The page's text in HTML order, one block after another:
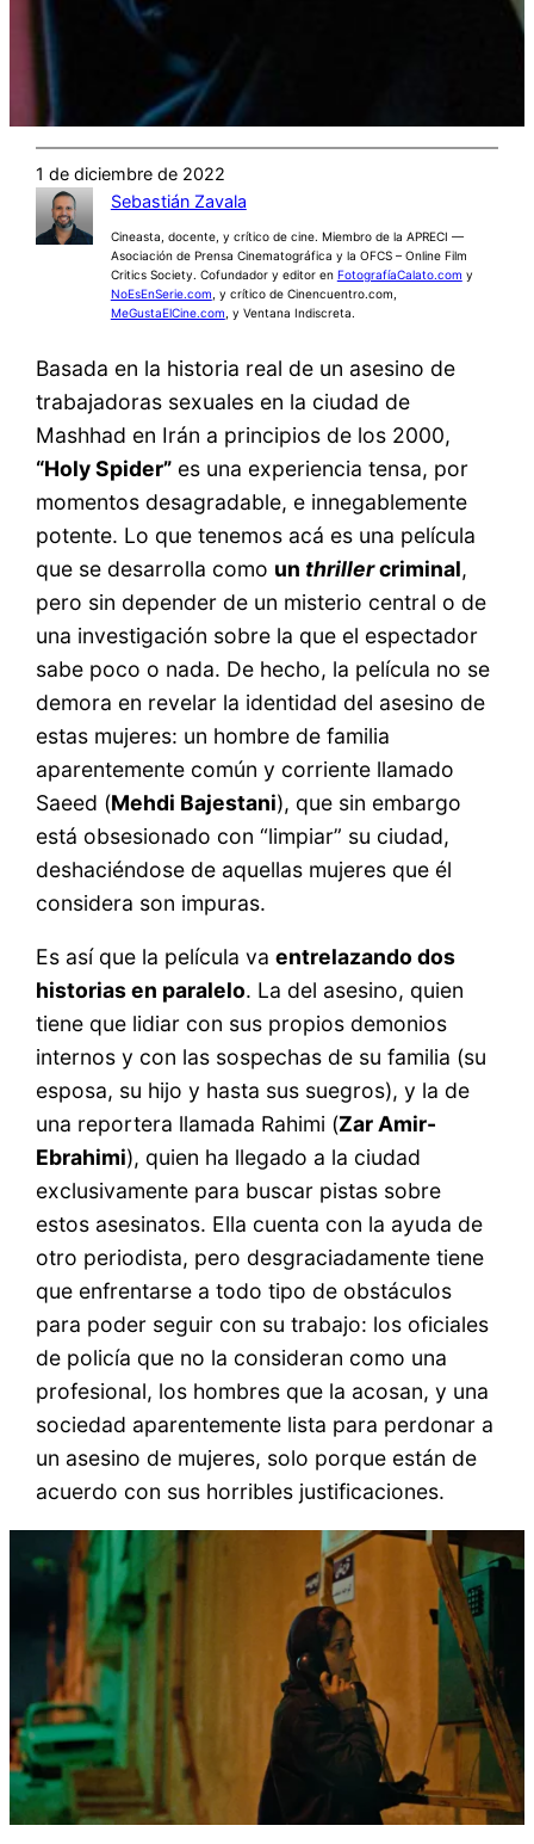
1 de diciembre de 2022
Sebastián Zavala
Cineasta, docente, y crítico de cine. Miembro de la APRECI —
Asociación de Prensa Cinematográfica y la OFCS – Online Film
Critics Society. Cofundador y editor en FotografíaCalato.com y
NoEsEnSerie.com , y crítico de Cinencuentro.com,
MeGustaElCine.com , y Ventana Indiscreta.
Basada en la historia real de un asesino de
trabajadoras sexuales en la ciudad de
Mashhad en Irán a principios de los 2000,
“Holy Spider” es una experiencia tensa, por
momentos desagradable, e innegablemente
potente. Lo que tenemos acá es una película
que se desarrolla como un thrillercriminal,
pero sin depender de un misterio central o de
una investigación sobre la que el espectador
sabe poco o nada. De hecho, la película no se
demora en revelar la identidad del asesino de
estas mujeres: un hombre de familia
aparentemente común y corriente llamado
Saeed (Mehdi Bajestani), que sin embargo
está obsesionado con “limpiar” su ciudad,
deshaciéndose de aquellas mujeres que él
considera son impuras.
Es así que la película vaentrelazando dos
historias en paralelo. La del asesino, quien
tiene que lidiar con sus propios demonios
internos y con las sospechas de su familia (su
esposa, su hijo y hasta sus suegros), y la de
una reportera llamada Rahimi (Zar Amir-
Ebrahimi), quien ha llegado a la ciudad
exclusivamente para buscar pistas sobre
estos asesinatos. Ella cuenta con la ayuda de
otro periodista, pero desgraciadamente tiene
que enfrentarse a todo tipo de obstáculos
para poder seguir con su trabajo: los oficiales
de policía que no la consideran como una
profesional, los hombres que la acosan, y una
sociedad aparentemente lista para perdonar a
un asesino de mujeres, solo porque están de
acuerdo con sus horribles justificaciones.